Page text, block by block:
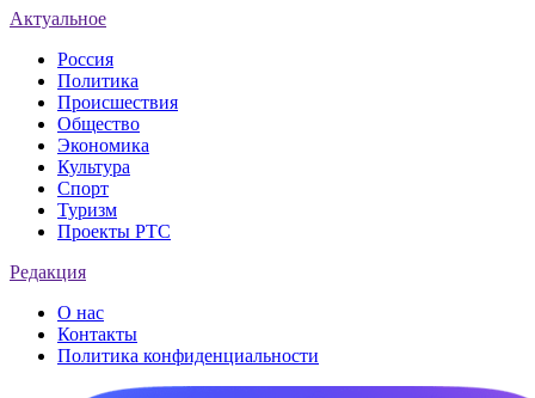
Актуальное
Россия
Политика
Происшествия
Общество
Экономика
Культура
Спорт
Туризм
Проекты РТС
Редакция
О нас
Контакты
Политика конфиденциальности